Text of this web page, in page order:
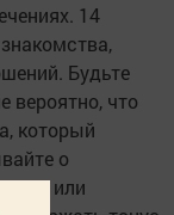
14
Будьте
вероятно, что
который
о
или